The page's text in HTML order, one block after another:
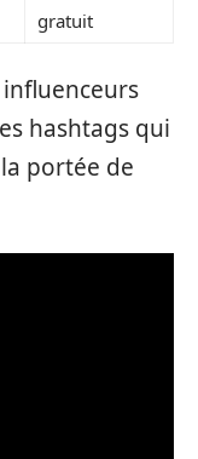
gratuit
hashtags qui
portée de